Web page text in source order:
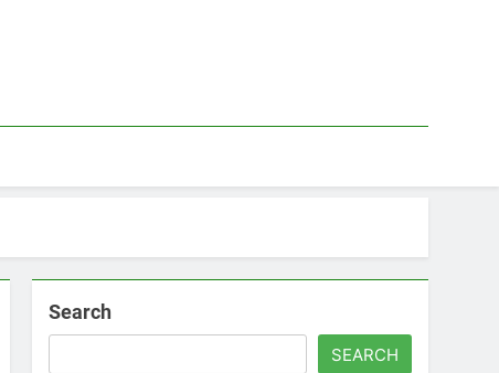
Search
SEARCH